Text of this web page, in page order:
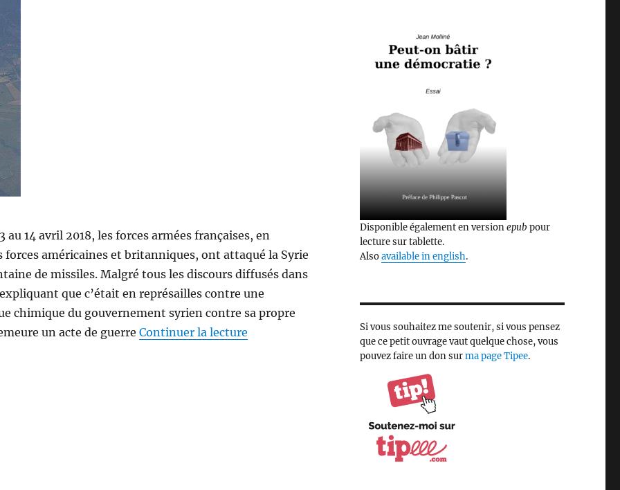
au 14 avril 2018, les forces armées françaises, en
forces américaines et britanniques, ont attaqué la Syrie
de missiles. Malgré tous les discours diffusés dans
que c’était en représailles contre une
chimique du gouvernement syrien contre sa propre
un acte de guerre Continuer la lecturede « La trahison d’un pantin mégalomane »
Disponible également en versionepub pour
lecture sur tablette.
Alsoavailable in english.
Si vous souhaitez me soutenir, si vous pensez
que ce petit ouvrage vaut quelque chose, vous
pouvez faire un don surma page Tipee.